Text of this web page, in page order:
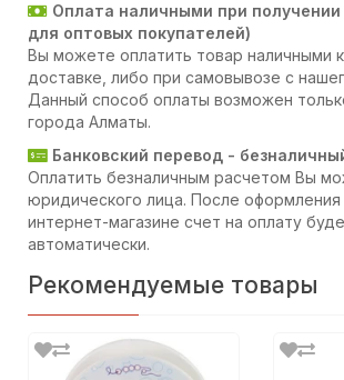
Оплата наличными при получении
для оптовых покупателей)
Вы можете оплатить товар наличными
доставке, либо при самовывозе с
Данный способ оплаты возможен
города Алматы.
Банковский перевод -
Оплатить безналичным расчетом Вы
юридического лица. После оформления
интернет-магазине счет на оплату
автоматически.
Рекомендуемые товары